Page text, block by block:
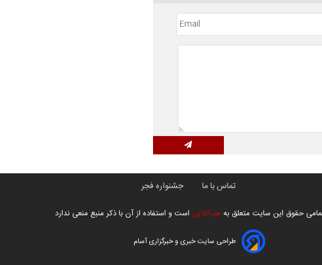
تماس با ما جشنواره فجر
حقوق این سایت متعلق به هنرآنلاین است و استفاده از آن با ذکر منبع منعی ندارد
طراحی سایت خبری و خبرگزاری آسام